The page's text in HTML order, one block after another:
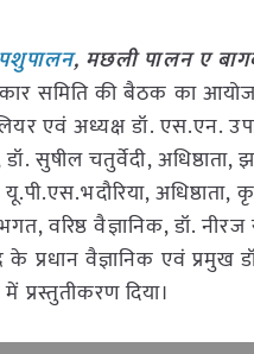
पशुपालन, मछली पालन ए
समिति की बैठक का
एवं अध्यक्ष डॉ. एस.एन.
सुषील चतुर्वेदी, अधिष्ठाता,
वरिष्ठ वैज्ञानिक, डॉ.
प्रधान वैज्ञानिक एवं प्रमुख
प्रस्तुतीकरण दिया।